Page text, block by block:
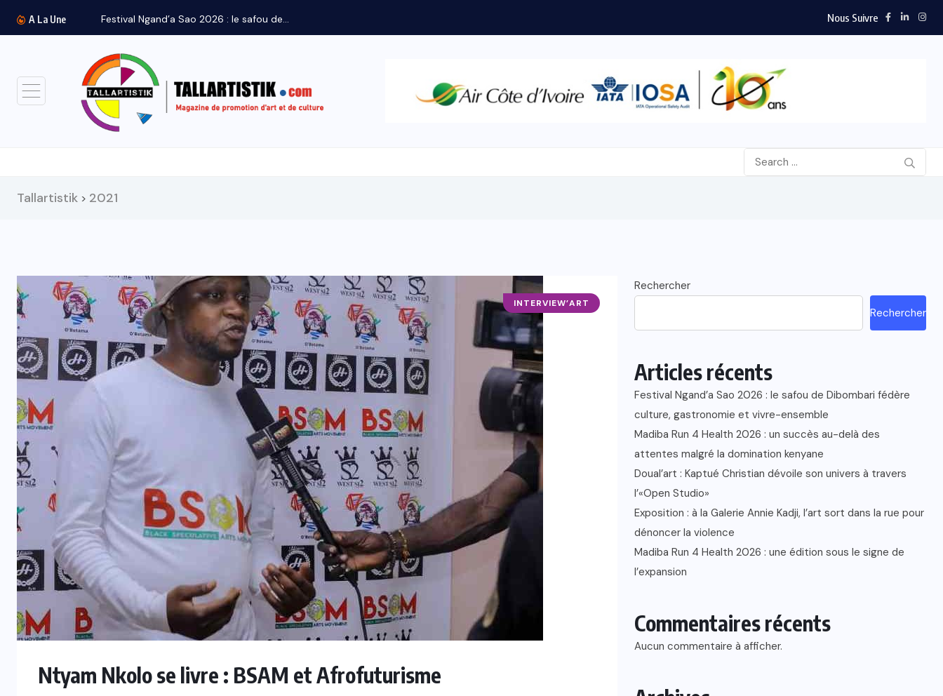
A La Une Nous Suivre
Tallartistik > 2021
INTERVIEW’ART
Ntyam Nkolo se livre : BSAM et Afrofuturisme
Rechercher
Rechercher
Articles récents
Festival Ngand’a Sao 2026 : le safou de Dibombari fédère
culture, gastronomie et vivre-ensemble
Madiba Run 4 Health 2026 : un succès au-delà des
attentes malgré la domination kenyane
Doual’art : Kaptué Christian dévoile son univers à travers
l’«Open Studio»
Exposition : à la Galerie Annie Kadji, l’art sort dans la rue pour
dénoncer la violence
Madiba Run 4 Health 2026 : une édition sous le signe de
l’expansion
Commentaires récents
Aucun commentaire à afficher.